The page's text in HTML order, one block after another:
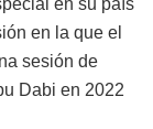
en la que el
sesión de
Dabi en 2022